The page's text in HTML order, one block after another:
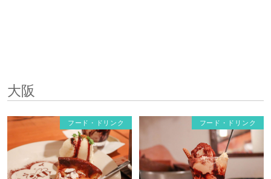
大阪
フード・ドリンク フード・ドリンク